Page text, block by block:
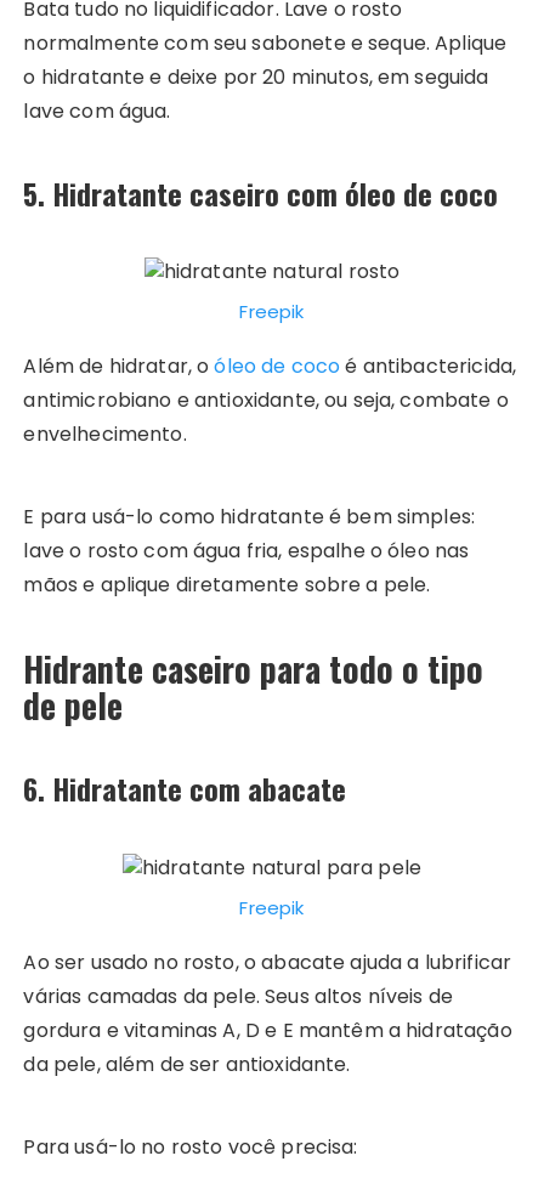
Bata tudo no liquidificador. Lave o rosto
normalmente com seu sabonete e seque. Aplique
o hidratante e deixe por 20 minutos, em seguida
lave com água.
5. Hidratante caseiro com óleo de coco
Freepik
Além de hidratar, oóleo de cocoé antibactericida,
antimicrobiano e antioxidante, ou seja, combate o
envelhecimento.
E para usá-lo como hidratante é bem simples:
lave o rosto com água fria, espalhe o óleo nas
mãos e aplique diretamente sobre a pele.
Hidrante caseiro para todo o tipo
de pele
6. Hidratante com abacate
Freepik
Ao ser usado no rosto, o abacate ajuda a lubrificar
várias camadas da pele. Seus altos níveis de
gordura e vitaminas A, D e E mantêm a hidratação
da pele, além de ser antioxidante.
Para usá-lo no rosto você precisa: